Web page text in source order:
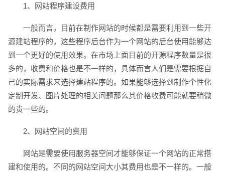
1、网站程序建设费用
一般而言，目前在制作网站的时候都是需要利用到一些开
源建站程序的，这些程序后台作为一个网站的后台使用能够达
到一个更好的使用效果。在市场上面目前的开源程序数量是很
多的，收费和价格也是不一样的，具体而言人们是需要根据自
己的实际需求来选择建站程序的。如果能够选择到制作个性化
定制开发、图片处理的相关问题那么其价格收费可能就要稍微
的贵一些的。
2、网站空间的费用
网站是需要使用服务器空间才能够保证一个网站的正常搭
建和使用的。不同的网站空间大小其费用也是不一样的。一般
电话 微信号